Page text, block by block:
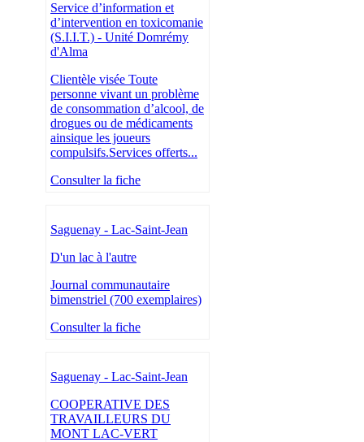
Service d’information et
d’intervention en toxicomanie
(S.I.I.T.) - Unité Domrémy
d'Alma
Clientèle visée Toute
personne vivant un problème
de consommation d’alcool, de
drogues ou de médicaments
ainsique les joueurs
compulsifs.Services offerts...
Consulter la fiche
Saguenay - Lac-Saint-Jean
D'un lac à l'autre
Journal communautaire
bimenstriel (700 exemplaires)
Consulter la fiche
Saguenay - Lac-Saint-Jean
COOPERATIVE DES
TRAVAILLEURS DU
MONT LAC-VERT